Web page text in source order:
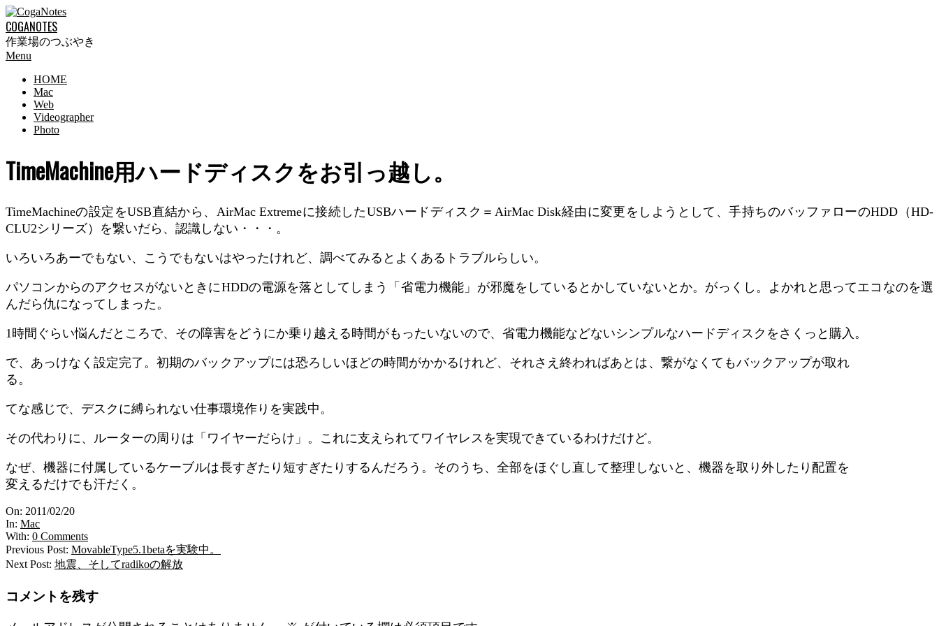
Skip
to
content
COGANOTES
作業場のつぶやき
Primary
Menu
Menu
HOME
Mac
Web
Videographer
Photo
TimeMachine用ハードディスクをお引っ越し。
TimeMachineの設定をUSB直結から、AirMac Extremeに接続したUSBハードディスク＝AirMac Disk経由に変更をしようとして、手持ちのバッファローのHDD（HD-
CLU2シリーズ）を繋いだら、認識しない・・・。
いろいろあーでもない、こうでもないはやったけれど、調べてみるとよくあるトラブルらしい。
パソコンからのアクセスがないときにHDDの電源を落としてしまう「省電力機能」が邪魔をしているとかしていないとか。がっくし。よかれと思ってエコなのを選
んだら仇になってしまった。
1時間ぐらい悩んだところで、その障害をどうにか乗り越える時間がもったいないので、省電力機能などないシンプルなハードディスクをさくっと購入。
で、あっけなく設定完了。初期のバックアップには恐ろしいほどの時間がかかるけれど、それさえ終わればあとは、繋がなくてもバックアップが取れ
る。
てな感じで、デスクに縛られない仕事環境作りを実践中。
その代わりに、ルーターの周りは「ワイヤーだらけ」。これに支えられてワイヤレスを実現できているわけだけど。
なぜ、機器に付属しているケーブルは長すぎたり短すぎたりするんだろう。そのうち、全部をほぐし直して整理しないと、機器を取り外したり配置を
変えるだけでも汗だく。
2011-
02-
20
On: 2011/02/20
In: Mac
With: 0 Comments
Previous Post: MovableType5.1betaを実験中。
Next Post: 地震、そしてradikoの解放
コメントを残す